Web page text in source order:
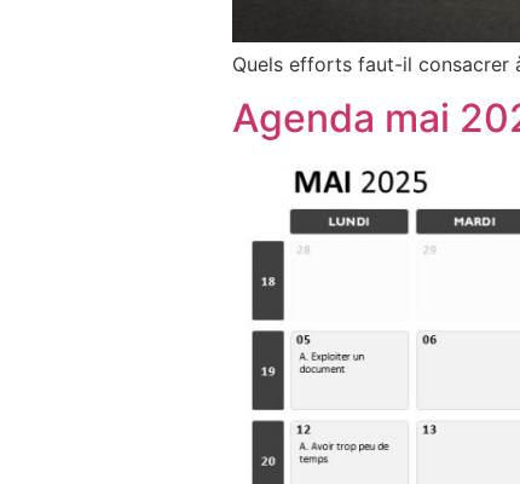
Quels efforts faut-il consacrer
Agenda mai